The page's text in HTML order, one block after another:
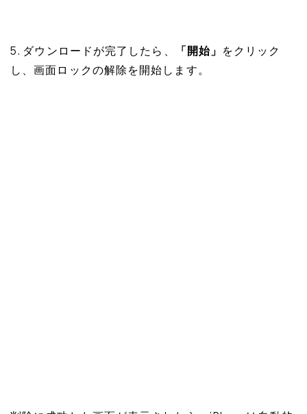
5. ダウンロードが完了したら、 「開始」
をクリック
し、画面ロックの解除を開始します。